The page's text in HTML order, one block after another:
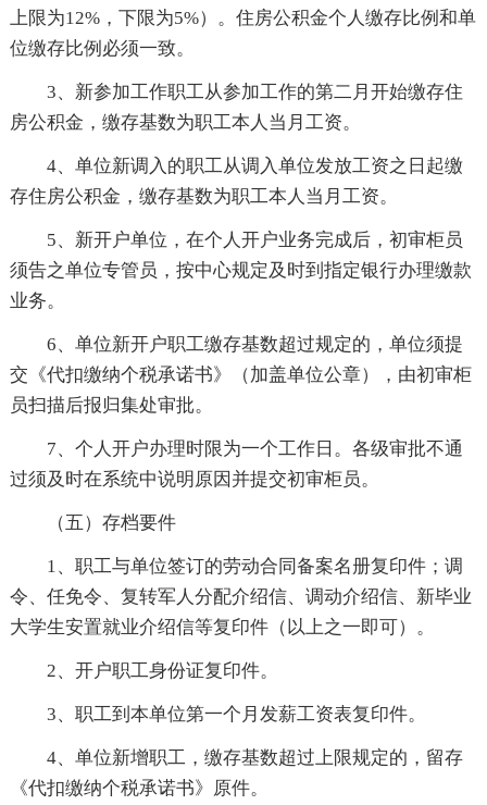
上限为12%，下限为5%）。住房公积金个人缴存比例和单
位缴存比例必须一致。
3、新参加工作职工从参加工作的第二月开始缴存住
房公积金，缴存基数为职工本人当月工资。
4、单位新调入的职工从调入单位发放工资之日起缴
存住房公积金，缴存基数为职工本人当月工资。
5、新开户单位，在个人开户业务完成后，初审柜员
须告之单位专管员，按中心规定及时到指定银行办理缴款
业务。
6、单位新开户职工缴存基数超过规定的，单位须提
交《代扣缴纳个税承诺书》（加盖单位公章），由初审柜
员扫描后报归集处审批。
7、个人开户办理时限为一个工作日。各级审批不通
过须及时在系统中说明原因并提交初审柜员。
（五）存档要件
1、职工与单位签订的劳动合同备案名册复印件；调
令、任免令、复转军人分配介绍信、调动介绍信、新毕业
大学生安置就业介绍信等复印件（以上之一即可）。
2、开户职工身份证复印件。
3、职工到本单位第一个月发薪工资表复印件。
4、单位新增职工，缴存基数超过上限规定的，留存
《代扣缴纳个税承诺书》原件。